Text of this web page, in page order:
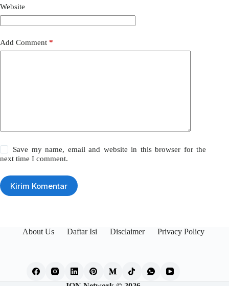
Website
Add Comment *
Save my name, email and website in this browser for the
next time I comment.
Kirim Komentar
About Us Daftar Isi Disclaimer Privacy Policy